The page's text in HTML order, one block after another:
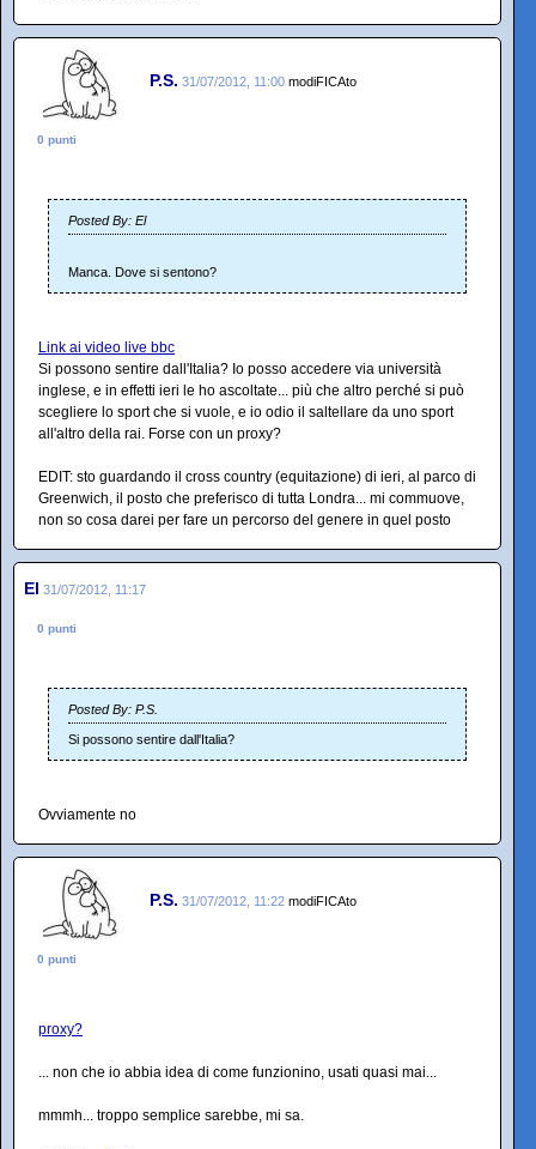
P.S. 31/07/2012, 11:00 modiFICAto
0 punti
Posted By: El
Manca. Dove si sentono?
Link ai video live bbc
Si possono sentire dall'Italia? Io posso accedere via università
inglese, e in effetti ieri le ho ascoltate... più che altro perché si può
scegliere lo sport che si vuole, e io odio il saltellare da uno sport
all'altro della rai. Forse con un proxy?
EDIT: sto guardando il cross country (equitazione) di ieri, al parco di
Greenwich, il posto che preferisco di tutta Londra... mi commuove,
non so cosa darei per fare un percorso del genere in quel posto
El 31/07/2012, 11:17
0 punti
Posted By: P.S.
Si possono sentire dall'Italia?
Ovviamente no
P.S. 31/07/2012, 11:22 modiFICAto
0 punti
proxy?
... non che io abbia idea di come funzionino, usati quasi mai...
mmmh... troppo semplice sarebbe, mi sa.